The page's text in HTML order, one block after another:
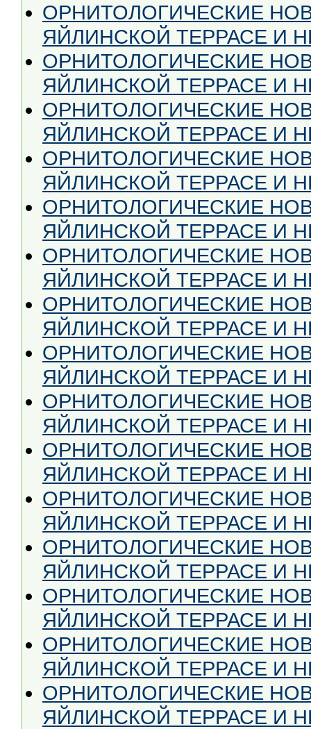
ОРНИТОЛОГИЧЕСКИЕ
ЯЙЛИНСКОЙ ТЕРРАСЕ И
ОРНИТОЛОГИЧЕСКИЕ
ЯЙЛИНСКОЙ ТЕРРАСЕ И
ОРНИТОЛОГИЧЕСКИЕ
ЯЙЛИНСКОЙ ТЕРРАСЕ И
ОРНИТОЛОГИЧЕСКИЕ
ЯЙЛИНСКОЙ ТЕРРАСЕ И
ОРНИТОЛОГИЧЕСКИЕ
ЯЙЛИНСКОЙ ТЕРРАСЕ И
ОРНИТОЛОГИЧЕСКИЕ
ЯЙЛИНСКОЙ ТЕРРАСЕ И
ОРНИТОЛОГИЧЕСКИЕ
ЯЙЛИНСКОЙ ТЕРРАСЕ И
ОРНИТОЛОГИЧЕСКИЕ
ЯЙЛИНСКОЙ ТЕРРАСЕ И
ОРНИТОЛОГИЧЕСКИЕ
ЯЙЛИНСКОЙ ТЕРРАСЕ И
ОРНИТОЛОГИЧЕСКИЕ
ЯЙЛИНСКОЙ ТЕРРАСЕ И
ОРНИТОЛОГИЧЕСКИЕ
ЯЙЛИНСКОЙ ТЕРРАСЕ И
ОРНИТОЛОГИЧЕСКИЕ
ЯЙЛИНСКОЙ ТЕРРАСЕ И
ОРНИТОЛОГИЧЕСКИЕ
ЯЙЛИНСКОЙ ТЕРРАСЕ И
ОРНИТОЛОГИЧЕСКИЕ
ЯЙЛИНСКОЙ ТЕРРАСЕ И
ОРНИТОЛОГИЧЕСКИЕ
ЯЙЛИНСКОЙ ТЕРРАСЕ И